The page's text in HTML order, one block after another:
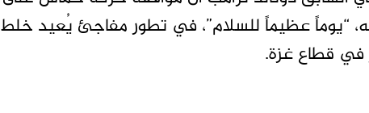
عظيماً للسلام”، في تطور مفاجئ يُعيد خلط
في قطاع غزة.